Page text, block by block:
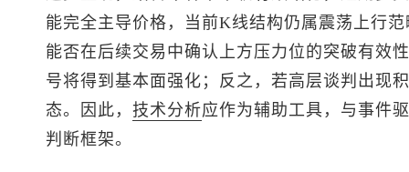
能完全主导价格，当前K线结构仍属震荡上行
能否在后续交易中确认上方压力位的突破有效
号将得到基本面强化；反之，若高层谈判出现
态。因此， 技术分析应作为辅助工具，与事件
判断框架。